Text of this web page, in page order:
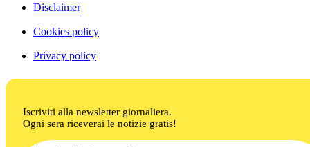
Disclaimer
Cookies policy
Privacy policy
Iscriviti alla newsletter giornaliera.
Ogni sera riceverai le notizie gratis!